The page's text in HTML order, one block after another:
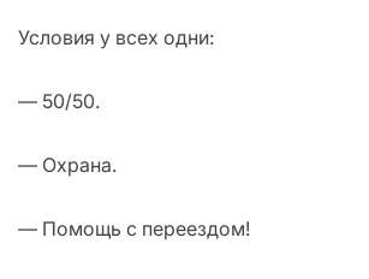
Условия у всех одни:
— 50/50.
— Охрана.
— Помощь с переездом!